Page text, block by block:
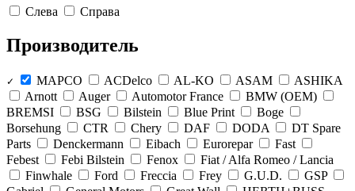
Слева Справа
Производитель
✓ MAPCO ACDelco AL-KO ASAM
ASHIKA
Arnott
Auger Automotor France
BMW (OEM)
BREMSI
BSG Bilstein Blue Print
Boge
Borsehung
CTR Chery DAF DODA
DT Spare
Parts
Denckermann Eibach Eurorepar
Fast
Febest
Febi Bilstein Fenox
Fiat / Alfa Romeo / Lancia
Finwhale
Ford Freccia Frey G.U.D.
GSP